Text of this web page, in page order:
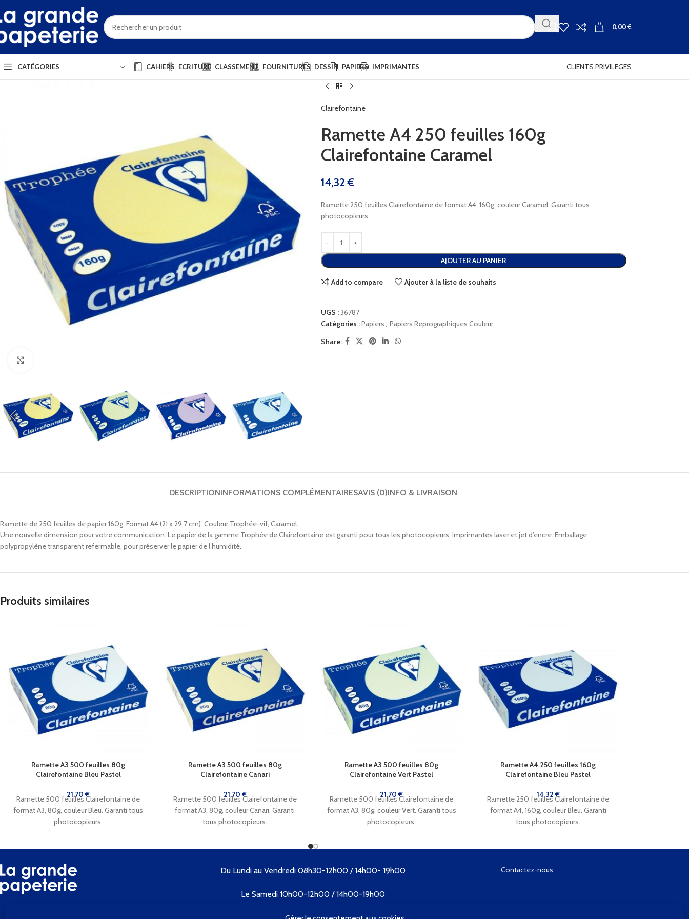
0 0,00€
CATÉGORIES CAHIERS ECRITURE CLASSEMENT FOURNITURES DESSIN PAPIERS IMPRIMANTES CLIENTS PRIVILEGES
Clairefontaine
Ramette A4 250 feuilles 160g
Clairefontaine Caramel
14,32€
Ramette 250 feuilles Clairefontaine de format A4, 160g, couleur Caramel. Garanti tous
photocopieurs.
AJOUTER AU PANIER
Add to compare Ajouter à la liste de souhaits
UGS :36787
Catégories :Papiers, Papiers Reprographiques Couleur
Share:
DESCRIPTIONINFORMATIONS COMPLÉMENTAIRESAVIS (0)INFO & LIVRAISON
Ramette de 250 feuilles de papier 160g. Format A4 (21 x 29.7 cm). Couleur Trophée-vif, Caramel.
Une nouvelle dimension pour votre communication. Le papier de la gamme Trophée de Clairefontaine est garanti pour tous les photocopieurs, imprimantes laser et jet d’encre. Emballage
polypropylène transparent refermable, pour préserver le papier de l’humidité.
Produits similaires
Ramette A3 500 feuilles 80g
Clairefontaine Bleu Pastel
21,70€
Ramette 500 feuilles Clairefontaine de
format A3, 80g, couleur Bleu. Garanti tous
photocopieurs.
Ramette A3 500 feuilles 80g
Clairefontaine Canari
21,70€
Ramette 500 feuilles Clairefontaine de
format A3, 80g, couleur Canari. Garanti
tous photocopieurs.
Ramette A3 500 feuilles 80g
Clairefontaine Vert Pastel
21,70€
Ramette 500 feuilles Clairefontaine de
format A3, 80g, couleur Vert. Garanti tous
photocopieurs.
Ramette A4 250 feuilles 160g
Clairefontaine Bleu Pastel
14,32€
Ramette 250 feuilles Clairefontaine de
format A4, 160g, couleur Bleu. Garanti
tous photocopieurs.
Du Lundi au Vendredi 08h30-12h00 / 14h00- 19h00
Le Samedi 10h00-12h00 / 14h00-19h00
Contactez-nous